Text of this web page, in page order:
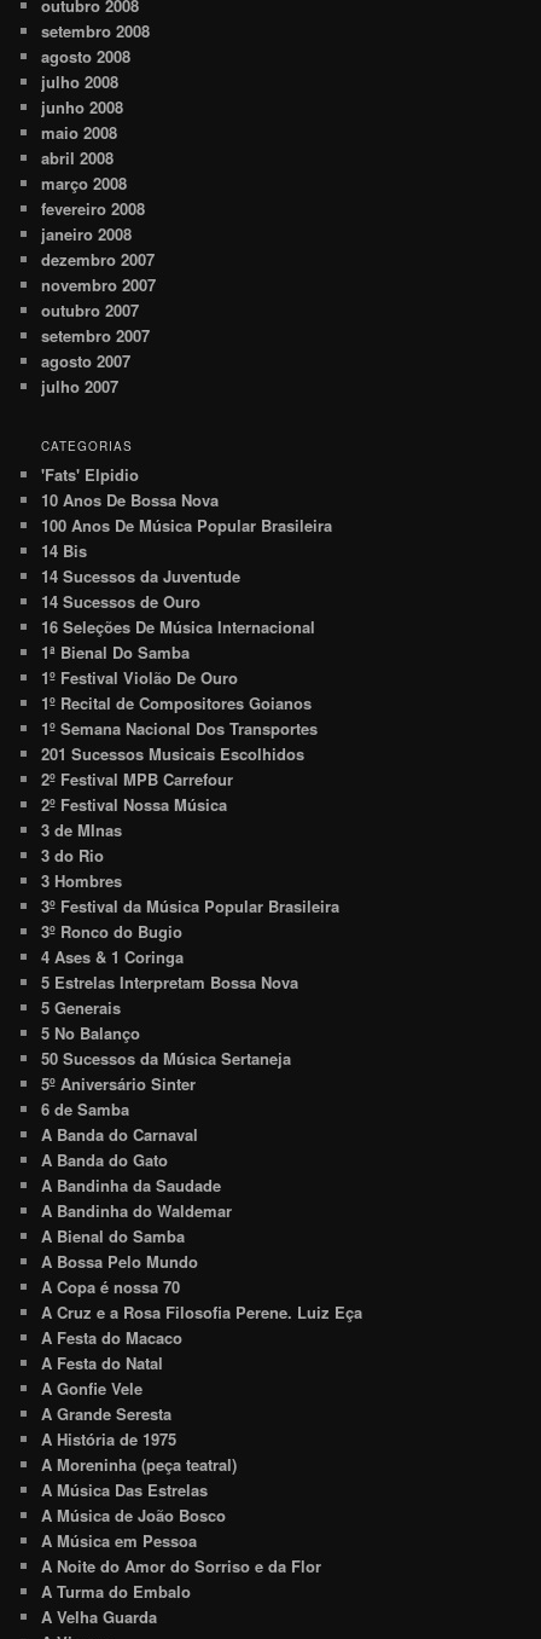
outubro 2008
setembro 2008
agosto 2008
julho 2008
junho 2008
maio 2008
abril 2008
março 2008
fevereiro 2008
janeiro 2008
dezembro 2007
novembro 2007
outubro 2007
setembro 2007
agosto 2007
julho 2007
CATEGORIAS
'Fats' Elpidio
10 Anos De Bossa Nova
100 Anos De Música Popular Brasileira
14 Bis
14 Sucessos da Juventude
14 Sucessos de Ouro
16 Seleções De Música Internacional
1ª Bienal Do Samba
1º Festival Violão De Ouro
1º Recital de Compositores Goianos
1º Semana Nacional Dos Transportes
201 Sucessos Musicais Escolhidos
2º Festival MPB Carrefour
2º Festival Nossa Música
3 de MInas
3 do Rio
3 Hombres
3º Festival da Música Popular Brasileira
3º Ronco do Bugio
4 Ases & 1 Coringa
5 Estrelas Interpretam Bossa Nova
5 Generais
5 No Balanço
50 Sucessos da Música Sertaneja
5º Aniversário Sinter
6 de Samba
A Banda do Carnaval
A Banda do Gato
A Bandinha da Saudade
A Bandinha do Waldemar
A Bienal do Samba
A Bossa Pelo Mundo
A Copa é nossa 70
A Cruz e a Rosa Filosofia Perene. Luiz Eça
A Festa do Macaco
A Festa do Natal
A Gonfie Vele
A Grande Seresta
A História de 1975
A Moreninha (peça teatral)
A Música Das Estrelas
A Música de João Bosco
A Música em Pessoa
A Noite do Amor do Sorriso e da Flor
A Turma do Embalo
A Velha Guarda